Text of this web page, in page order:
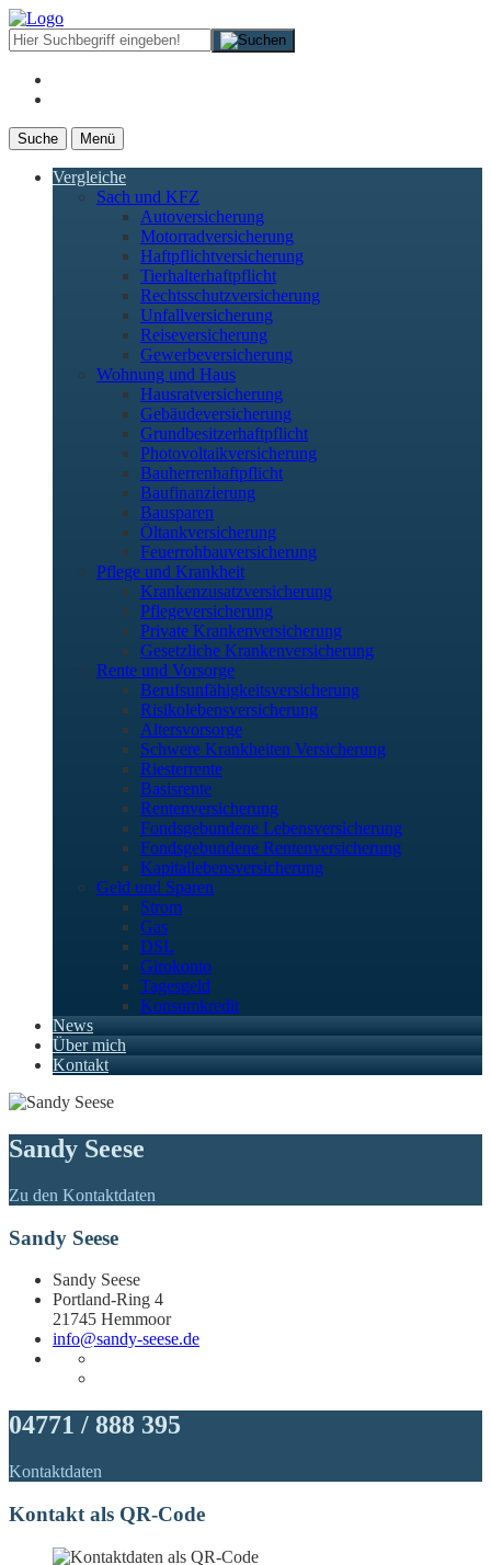
Suche Menü
Vergleiche
Sach und KFZ
Autoversicherung
Motorradversicherung
Haftpflichtversicherung
Tierhalterhaftpflicht
Rechtsschutzversicherung
Unfallversicherung
Reiseversicherung
Gewerbeversicherung
Wohnung und Haus
Hausratversicherung
Gebäudeversicherung
Grundbesitzerhaftpflicht
Photovoltaikversicherung
Bauherrenhaftpflicht
Baufinanzierung
Bausparen
Öltankversicherung
Feuerrohbauversicherung
Pflege und Krankheit
Krankenzusatzversicherung
Pflegeversicherung
Private Krankenversicherung
Gesetzliche Krankenversicherung
Rente und Vorsorge
Berufs­unfähigkeitsversicherung
Risikolebensversicherung
Altersvorsorge
Schwere Krankheiten Versicherung
Riesterrente
Basisrente
Rentenversicherung
Fondsgebundene Lebensversicherung
Fondsgebundene Rentenversicherung
Kapitallebensversicherung
Geld und Sparen
Strom
Gas
DSL
Girokonto
Tagesgeld
Konsumkredit
News
Über mich
Kontakt
Sandy Seese
Zu den Kontaktdaten
Sandy Seese
Sandy Seese
Portland-Ring 4
21745 Hemmoor
info@sandy-seese.de
04771 / 888 395
Kontaktdaten
Kontakt als QR-Code